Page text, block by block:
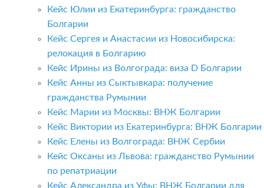
Кейс Юлии из Екатеринбурга: гражданство
Болгарии
Кейс Сергея и Анастасии из Новосибирска:
релокация в Болгарию
Кейс Ирины из Волгограда: виза D Болгарии
Кейс Анны из Сыктывкара: получение
гражданства Румынии
Кейс Марии из Москвы: ВНЖ Болгарии
Кейс Виктории из Екатеринбурга: ВНЖ Болгарии
Кейс Елены из Волгограда: ВНЖ Сербии
Кейс Оксаны из Львова: гражданство Румынии
по репатриации
Кейс Александра из Уфы: ВНЖ Болгарии для